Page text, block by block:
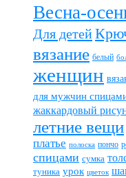
Весна-
Для детей
вязание белый
женщин
для мужчин
жаккардовый
летние вещи
платье полоска пончо
спицами сумка
туника урок цветок